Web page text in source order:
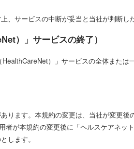
、サービスの中断が妥当と当社が判断し
）」サービスの終了）
）」サービスの全体または
ります。本規約の変更は、当社が変更後
者が本規約の変更後に「ヘルスケアネッ
します。